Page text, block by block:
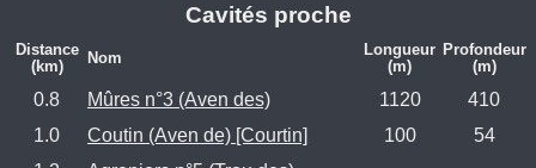
Cavités proche
Distance
(km)
Nom
Longueur
(m)
Profondeur
(m)
0.8 Mûres n°3 (Aven des) 1120
410
1.0
Coutin (Aven de) [Courtin] 100
54